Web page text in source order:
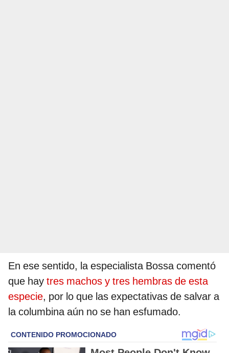
En ese sentido, la especialista Bossa comentó
que hay tres machos y tres hembras de esta
especie, por lo que las expectativas de salvar a
la columbina aún no se han esfumado.